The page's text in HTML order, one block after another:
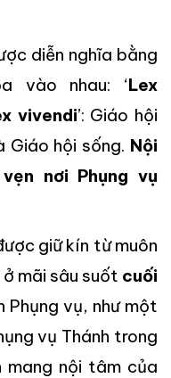
diễn nghĩa bằng
vào nhau: ‘Lex
vivendi’: Giáo hội
Giáo hội sống. Nội
nơi Phụng vụ
giữ kín từ muôn
mãi sâu suốt cuối
Phụng vụ, như một
vụ Thánh trong
nội tâm của